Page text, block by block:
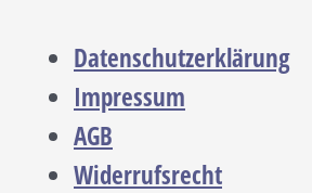
Datenschutzerklärung
Impressum
AGB
Widerrufsrecht